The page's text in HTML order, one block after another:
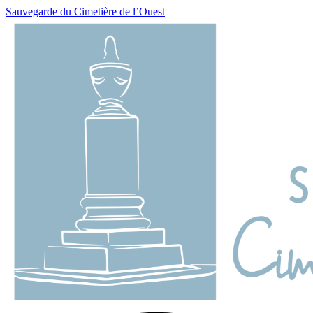
Sauvegarde du Cimetière de l’Ouest